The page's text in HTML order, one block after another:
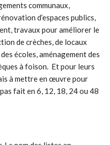
communaux,
d’espaces publics,
travaux pour améliorer le
de crèches, de locaux
écoles, aménagement des
à foison. Et pour leurs
à mettre en œuvre pour
fait en 6, 12, 18, 24 ou 48